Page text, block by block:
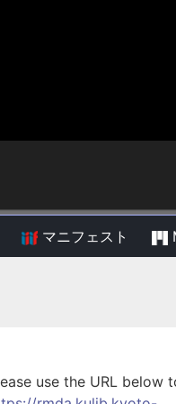
マニフェスト
use the URL below